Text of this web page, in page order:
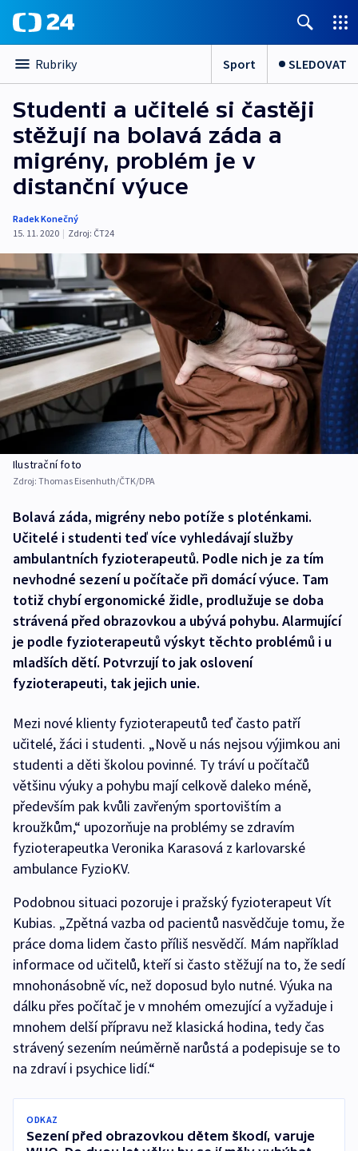
Rubriky Sport SLEDOVAT
Studenti a učitelé si častěji
stěžují na bolavá záda a
migrény, problém je v
distanční výuce
Radek Konečný
15. 11. 2020 | Zdroj: ČT24
Ilustrační foto
Zdroj: Thomas Eisenhuth/ČTK/DPA
Bolavá záda, migrény nebo potíže s ploténkami.
Učitelé i studenti teď více vyhledávají služby
ambulantních fyzioterapeutů. Podle nich je za tím
nevhodné sezení u počítače při domácí výuce. Tam
totiž chybí ergonomické židle, prodlužuje se doba
strávená před obrazovkou a ubývá pohybu. Alarmující
je podle fyzioterapeutů výskyt těchto problémů i u
mladších dětí. Potvrzují to jak oslovení
fyzioterapeuti, tak jejich unie.
Mezi nové klienty fyzioterapeutů teď často patří
učitelé, žáci i studenti. „Nově u nás nejsou výjimkou ani
studenti a děti školou povinné. Ty tráví u počítačů
většinu výuky a pohybu mají celkově daleko méně,
především pak kvůli zavřeným sportovištím a
kroužkům,“ upozorňuje na problémy se zdravím
fyzioterapeutka Veronika Karasová z karlovarské
ambulance FyzioKV.
Podobnou situaci pozoruje i pražský fyzioterapeut Vít
Kubias. „Zpětná vazba od pacientů nasvědčuje tomu, že
práce doma lidem často příliš nesvědčí. Mám například
informace od učitelů, kteří si často stěžují na to, že sedí
mnohonásobně víc, než doposud bylo nutné. Výuka na
dálku přes počítač je v mnohém omezující a vyžaduje i
mnohem delší přípravu než klasická hodina, tedy čas
strávený sezením neúměrně narůstá a podepisuje se to
na zdraví i psychice lidí.“
ODKAZ
Sezení před obrazovkou dětem škodí, varuje